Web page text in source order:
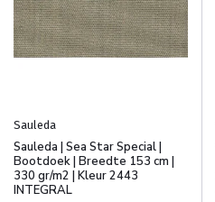
Sauleda
Sauleda | Sea Star Special |
Bootdoek | Breedte 153 cm |
330 gr/m2 | Kleur 2443
INTEGRAL